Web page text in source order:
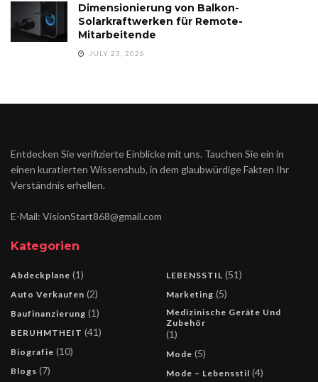
Dimensionierung von Balkon-
Solarkraftwerken für Remote-
Mitarbeitende
JULY 23, 2026
Entdecken Sie verifizierte Einblicke mit uns. Tauchen Sie ein in
einen kuratierten Wissenshub, in dem glaubwürdige Fakten Ihr
Verständnis erhellen.
E-Mail: VisionStart868@gmail.com
Kategorien
Abdeckplane (1)
Auto Verkaufen (2)
Baufinanzierung (1)
BERUHMTHEIT (41)
Biografie (10)
Blogs (7)
LEBENSSTIL (51)
Marketing (5)
Medizinische Geräte Und
Zubehör
(1)
Mode (5)
Mode – Lebensstil (4)